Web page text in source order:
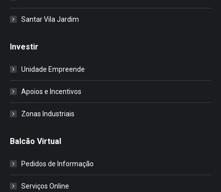
Santar Vila Jardim
Investir
Unidade Empreende
Apoios e Incentivos
Zonas Industriais
Balcão Virtual
Pedidos de Informação
Serviços Online